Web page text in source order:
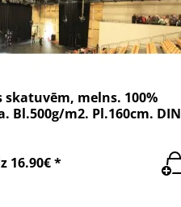
skatuvēm, melns. 100%
Bl.500g/m2. Pl.160cm. DIN
16.90€ *